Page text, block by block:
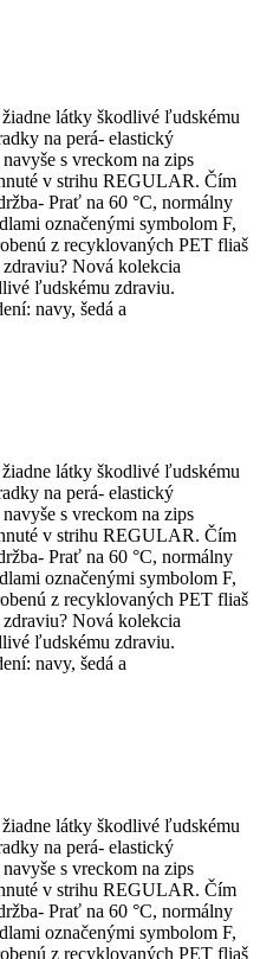
látky škodlivé ľudskému
na perá- elastický
s vreckom na zips
v strihu REGULAR. Čím
Prať na 60 °C, normálny
označenými symbolom F,
z recyklovaných PET fliaš
Nová kolekcia
ľudskému zdraviu.
navy, šedá a
látky škodlivé ľudskému
na perá- elastický
s vreckom na zips
v strihu REGULAR. Čím
Prať na 60 °C, normálny
označenými symbolom F,
z recyklovaných PET fliaš
Nová kolekcia
ľudskému zdraviu.
navy, šedá a
látky škodlivé ľudskému
na perá- elastický
s vreckom na zips
v strihu REGULAR. Čím
Prať na 60 °C, normálny
označenými symbolom F,
z recyklovaných PET fliaš